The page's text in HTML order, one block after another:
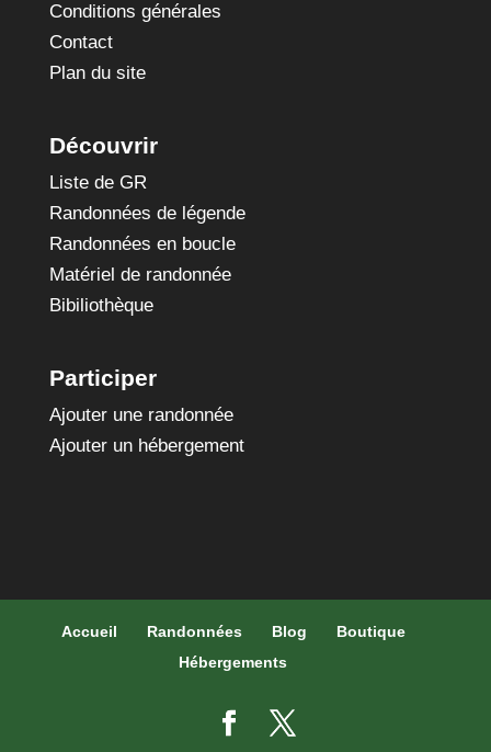
Conditions générales
Contact
Plan du site
Découvrir
Liste de GR
Randonnées de légende
Randonnées en boucle
Matériel de randonnée
Bibiliothèque
Participer
Ajouter une randonnée
Ajouter un hébergement
Accueil Randonnées Blog
Boutique
Hébergements